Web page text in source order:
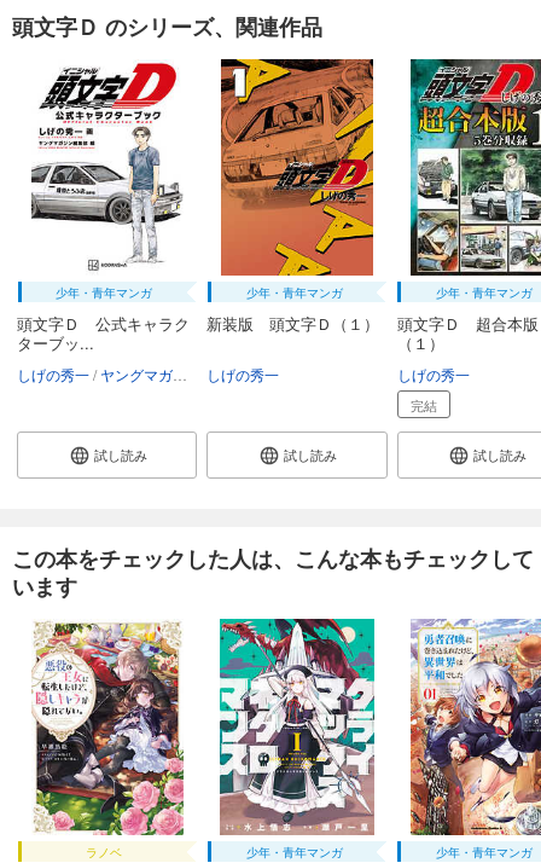
頭文字Ｄ のシリーズ、関連作品
少年・青年マンガ
頭文字Ｄ 公式キャラク
ターブッ...
しげの秀一 ヤングマガジン編集部
試し読み
少年・青年マンガ
新装版 頭文字Ｄ（１）
しげの秀一
試し読み
少年・青年マンガ
頭文字Ｄ 超合本版
（１）
しげの秀一
完結
試し読み
この本をチェックした人は、こんな本もチェックして
います
ラノベ 少年・青年マンガ 少年・青年マンガ